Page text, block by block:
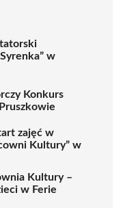
w
Konkurs
zajęć w
Kultury” w
Kultury –
w Ferie